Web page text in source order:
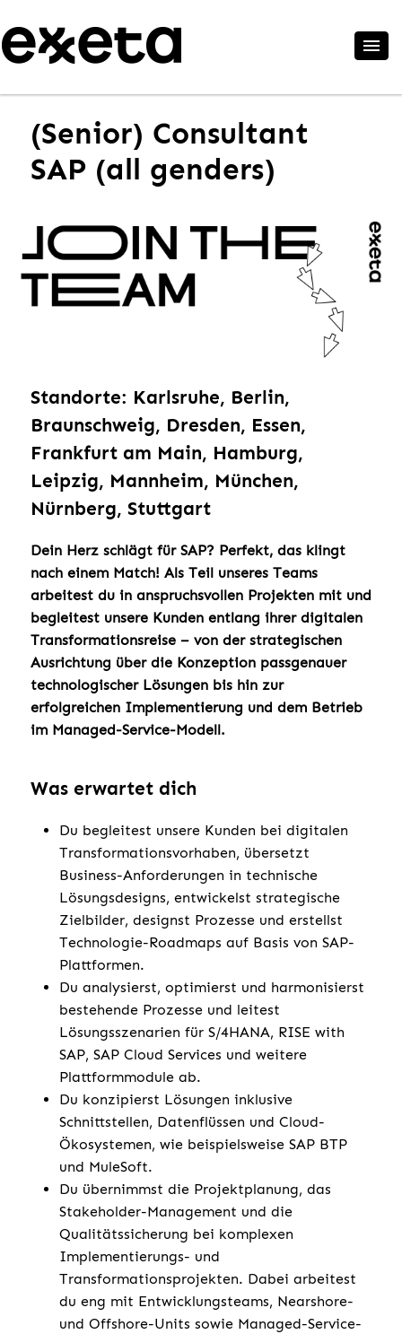
(Senior) Consultant
SAP (all genders)
Standorte: Karlsruhe, Berlin,
Braunschweig, Dresden, Essen,
Frankfurt am Main, Hamburg,
Leipzig, Mannheim, München,
Nürnberg, Stuttgart
Dein Herz schlägt für SAP? Perfekt, das klingt
nach einem Match! Als Teil unseres Teams
arbeitest du in anspruchsvollen Projekten mit und
begleitest unsere Kunden entlang ihrer digitalen
Transformationsreise – von der strategischen
Ausrichtung über die Konzeption passgenauer
technologischer Lösungen bis hin zur
erfolgreichen Implementierung und dem Betrieb
im Managed-Service-Modell.
Was erwartet dich
Du begleitest unsere Kunden bei digitalen
Transformationsvorhaben, übersetzt
Business-Anforderungen in technische
Lösungsdesigns, entwickelst strategische
Zielbilder, designst Prozesse und erstellst
Technologie-Roadmaps auf Basis von SAP-
Plattformen.
Du analysierst, optimierst und harmonisierst
bestehende Prozesse und leitest
Lösungsszenarien für S/4HANA, RISE with
SAP, SAP Cloud Services und weitere
Plattformmodule ab.
Du konzipierst Lösungen inklusive
Schnittstellen, Datenflüssen und Cloud-
Ökosystemen, wie beispielsweise SAP BTP
und MuleSoft.
Du übernimmst die Projektplanung, das
Stakeholder-Management und die
Qualitätssicherung bei komplexen
Implementierungs- und
Transformationsprojekten. Dabei arbeitest
du eng mit Entwicklungsteams, Nearshore-
und Offshore-Units sowie Managed-Service-